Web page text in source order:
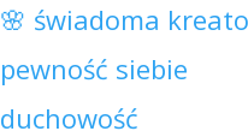
🌸 świadoma
pewność siebie
duchowość